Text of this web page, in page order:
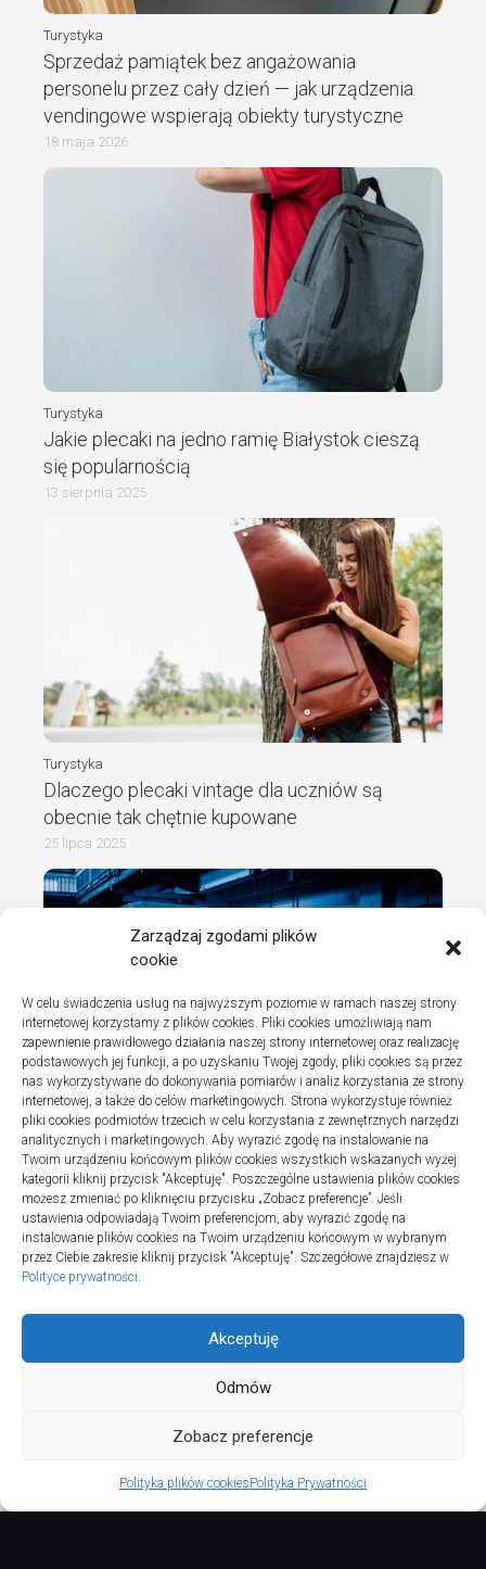
Zarządzaj zgodami plików
cookie
W celu świadczenia usług na najwyższym poziomie w ramach naszej strony
internetowej korzystamy z plików cookies. Pliki cookies umożliwiają nam
zapewnienie prawidłowego działania naszej strony internetowej oraz realizację
podstawowych jej funkcji, a po uzyskaniu Twojej zgody, pliki cookies są przez
nas wykorzystywane do dokonywania pomiarów i analiz korzystania ze strony
internetowej, a także do celów marketingowych. Strona wykorzystuje również
pliki cookies podmiotów trzecich w celu korzystania z zewnętrznych narzędzi
analitycznych i marketingowych. Aby wyrazić zgodę na instalowanie na
Twoim urządzeniu końcowym plików cookies wszystkich wskazanych wyżej
kategorii kliknij przycisk "Akceptuję". Poszczególne ustawienia plików cookies
możesz zmieniać po kliknięciu przycisku „Zobacz preferencje”. Jeśli
ustawienia odpowiadają Twoim preferencjom, aby wyrazić zgodę na
instalowanie plików cookies na Twoim urządzeniu końcowym w wybranym
przez Ciebie zakresie kliknij przycisk "Akceptuję". Szczegółowe znajdziesz w
Polityce prywatności.
Akceptuję
Odmów
Zobacz preferencje
Polityka plików cookiesPolityka Prywatności
Turystyka
Sprzedaż pamiątek bez angażowania
personelu przez cały dzień — jak urządzenia
vendingowe wspierają obiekty turystyczne
18 maja 2026
Turystyka
Jakie plecaki na jedno ramię Białystok cieszą
się popularnością
13 sierpnia 2025
Turystyka
Dlaczego plecaki vintage dla uczniów są
obecnie tak chętnie kupowane
25 lipca 2025
Turystyka
Jak wybrać dobrą firmę do instalacji
sanitarnych w szpitalach
20 lipca 2025